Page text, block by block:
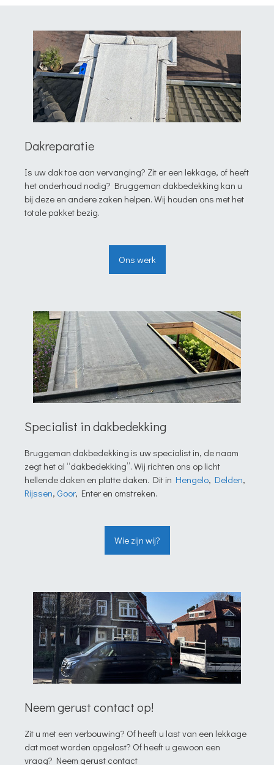
Dakreparatie
Is uw dak toe aan vervanging? Zit er een lekkage, of heeft
het onderhoud nodig? Bruggeman dakbedekking kan u
bij deze en andere zaken helpen. Wij houden ons met het
totale pakket bezig.
Ons werk
Specialist in dakbedekking
Bruggeman dakbedekking is uw specialist in, de naam
zegt het al “dakbedekking”. Wij richten ons op licht
hellende daken en platte daken. Dit in Hengelo, Delden,
Rijssen, Goor, Enter en omstreken.
Wie zijn wij?
Neem gerust contact op!
Zit u met een verbouwing? Of heeft u last van een lekkage
dat moet worden opgelost? Of heeft u gewoon een
vraag? Neem gerust contact